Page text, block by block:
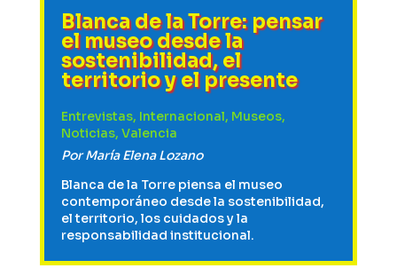
Blanca de la Torre: pensar
el museo desde la
sostenibilidad, el
territorio y el presente
Entrevistas, Internacional, Museos,
Noticias, Valencia
PorMaría Elena Lozano
Blanca de la Torre piensa el museo
contemporáneo desde la sostenibilidad,
el territorio, los cuidados y la
responsabilidad institucional.